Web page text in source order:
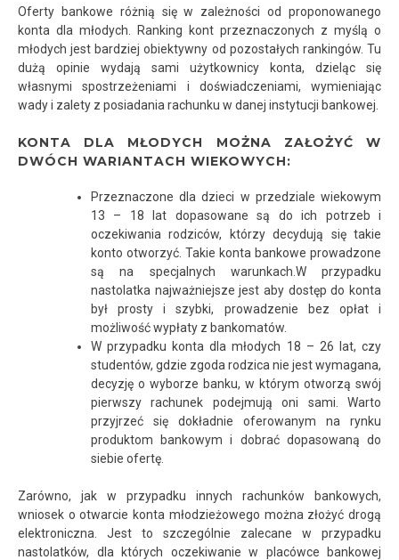
Oferty bankowe różnią się w zależności od proponowanego
konta dla młodych. Ranking kont przeznaczonych z myślą o
młodych jest bardziej obiektywny od pozostałych rankingów. Tu
dużą opinie wydają sami użytkownicy konta, dzieląc się
własnymi spostrzeżeniami i doświadczeniami, wymieniając
wady i zalety z posiadania rachunku w danej instytucji bankowej.
KONTA DLA MŁODYCH MOŻNA ZAŁOŻYĆ W
DWÓCH WARIANTACH WIEKOWYCH:
Przeznaczone dla dzieci w przedziale wiekowym
13 – 18 lat dopasowane są do ich potrzeb i
oczekiwania rodziców, którzy decydują się takie
konto otworzyć. Takie konta bankowe prowadzone
są na specjalnych warunkach.W przypadku
nastolatka najważniejsze jest aby dostęp do konta
był prosty i szybki, prowadzenie bez opłat i
możliwość wypłaty z bankomatów.
W przypadku konta dla młodych 18 – 26 lat, czy
studentów, gdzie zgoda rodzica nie jest wymagana,
decyzję o wyborze banku, w którym otworzą swój
pierwszy rachunek podejmują oni sami. Warto
przyjrzeć się dokładnie oferowanym na rynku
produktom bankowym i dobrać dopasowaną do
siebie ofertę.
Zarówno, jak w przypadku innych rachunków bankowych,
wniosek o otwarcie konta młodzieżowego można złożyć drogą
elektroniczna. Jest to szczególnie zalecane w przypadku
nastolatków, dla których oczekiwanie w placówce bankowej